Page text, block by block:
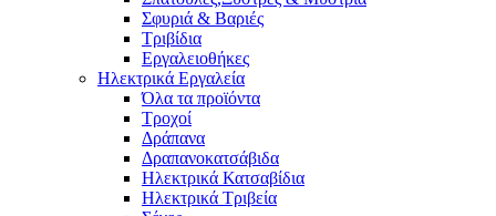
Σφυριά & Βαριές
Τριβίδια
Εργαλειοθήκες
Ηλεκτρικά Εργαλεία
Όλα τα προϊόντα
Τροχοί
Δράπανα
Δραπανοκατσάβιδα
Ηλεκτρικά Κατσαβίδια
Ηλεκτρικά Τριβεία